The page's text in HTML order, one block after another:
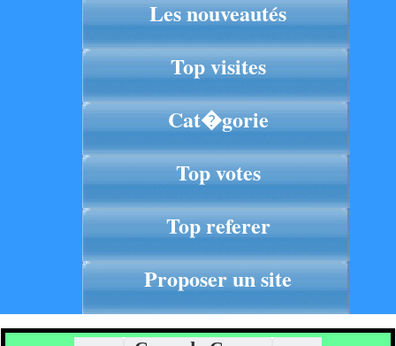
Les nouveautés
Top visites
Cat�gorie
Top votes
Top referer
Proposer un site